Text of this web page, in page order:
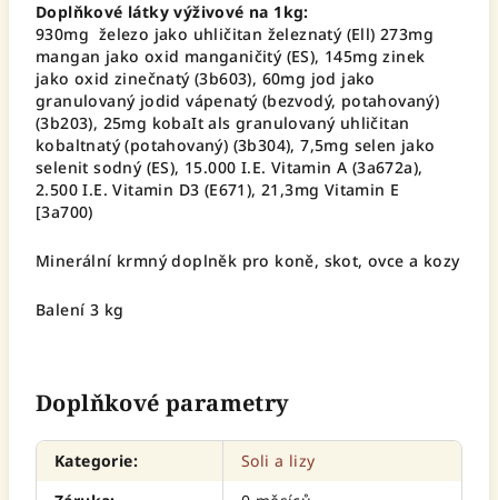
Doplňkové látky výživové na 1kg:
930mg železo jako uhličitan železnatý (Ell) 273mg
mangan jako oxid manganičitý (ES), 145mg zinek
jako oxid zinečnatý (3b603), 60mg jod jako
granulovaný jodid vápenatý (bezvodý, potahovaný)
(3b203), 25mg kobaIt als granulovaný uhličitan
kobaltnatý (potahovaný) (3b304), 7,5mg selen jako
selenit sodný (ES), 15.000 I.E. Vitamin A (3a672a),
2.500 I.E. Vitamin D3 (E671), 21,3mg Vitamin E
[3a700)
Minerální krmný doplněk pro koně, skot, ovce a kozy
Balení 3 kg
Doplňkové parametry
Kategorie:
Soli a lizy